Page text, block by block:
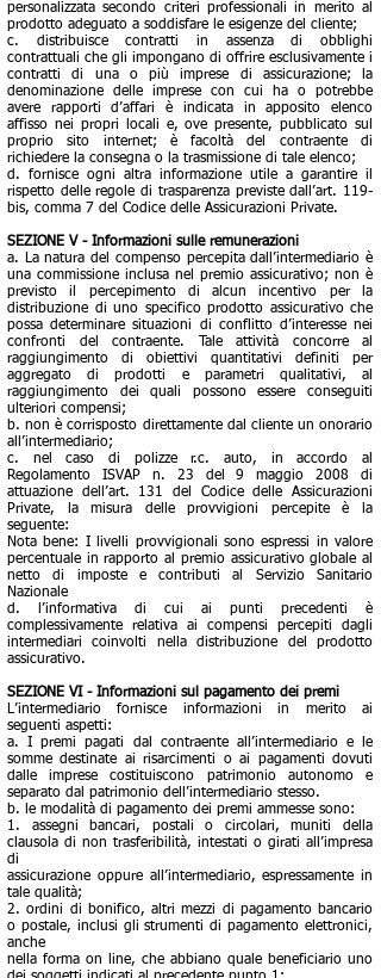
personalizzata secondo criteri professionali in merito al
prodotto adeguato a soddisfare le esigenze del cliente;
c. distribuisce contratti in assenza di obblighi
contrattuali che gli impongano di offrire esclusivamente i
contratti di una o più imprese di assicurazione; la
denominazione delle imprese con cui ha o potrebbe
avere rapporti d’affari è indicata in apposito elenco
affisso nei propri locali e, ove presente, pubblicato sul
proprio sito internet; è facoltà del contraente di
richiedere la consegna o la trasmissione di tale elenco;
d. fornisce ogni altra informazione utile a garantire il
rispetto delle regole di trasparenza previste dall’art. 119-
bis, comma 7 del Codice delle Assicurazioni Private.
SEZIONE V - Informazioni sulle remunerazioni
a. La natura del compenso percepita dall’intermediario è
una commissione inclusa nel premio assicurativo; non è
previsto il percepimento di alcun incentivo per la
distribuzione di uno specifico prodotto assicurativo che
possa determinare situazioni di conflitto d’interesse nei
confronti del contraente. Tale attività concorre al
raggiungimento di obiettivi quantitativi definiti per
aggregato di prodotti e parametri qualitativi, al
raggiungimento dei quali possono essere conseguiti
ulteriori compensi;
b. non è corrisposto direttamente dal cliente un onorario
all’intermediario;
c. nel caso di polizze r.c. auto, in accordo al
Regolamento ISVAP n. 23 del 9 maggio 2008 di
attuazione dell’art. 131 del Codice delle Assicurazioni
Private, la misura delle provvigioni percepite è la
seguente:
Nota bene: I livelli provvigionali sono espressi in valore
percentuale in rapporto al premio assicurativo globale al
netto di imposte e contributi al Servizio Sanitario
Nazionale
d. l’informativa di cui ai punti precedenti è
complessivamente relativa ai compensi percepiti dagli
intermediari coinvolti nella distribuzione del prodotto
assicurativo.
SEZIONE VI - Informazioni sul pagamento dei premi
L’intermediario fornisce informazioni in merito ai
seguenti aspetti:
a. I premi pagati dal contraente all’intermediario e le
somme destinate ai risarcimenti o ai pagamenti dovuti
dalle imprese costituiscono patrimonio autonomo e
separato dal patrimonio dell’intermediario stesso.
b. le modalità di pagamento dei premi ammesse sono:
1. assegni bancari, postali o circolari, muniti della
clausola di non trasferibilità, intestati o girati all’impresa
di
assicurazione oppure all’intermediario, espressamente in
tale qualità;
2. ordini di bonifico, altri mezzi di pagamento bancario
o postale, inclusi gli strumenti di pagamento elettronici,
anche
nella forma on line, che abbiano quale beneficiario uno